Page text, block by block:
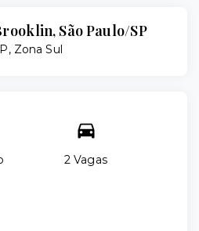
São Paulo/SP
Zona Sul
2 Vagas